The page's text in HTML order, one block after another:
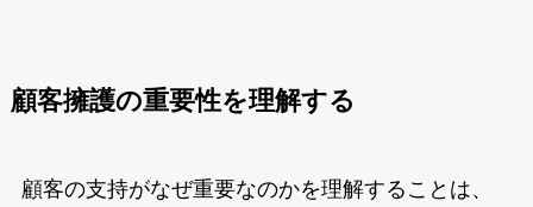
顧客擁護の重要性を理解する
顧客の支持がなぜ重要なのかを理解することは、